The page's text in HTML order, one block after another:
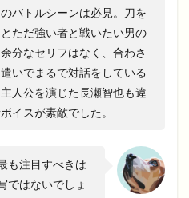
バトルシーンは必見。刀を
ただ強い者と戦いたい男の
分なセリフはなく、合わさ
いでまるで対話をしている
人公を演じた長瀬智也も違
イスが素敵でした。
も注目すべきは
ではないでしょ